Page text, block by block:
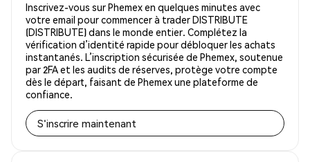
Inscrivez-vous sur Phemex en quelques minutes avec
votre email pour commencer à trader DISTRIBUTE
(DISTRIBUTE) dans le monde entier. Complétez la
vérification d’identité rapide pour débloquer les achats
instantanés. L’inscription sécurisée de Phemex, soutenue
par 2FA et les audits de réserves, protège votre compte
dès le départ, faisant de Phemex une plateforme de
confiance.
S'inscrire maintenant